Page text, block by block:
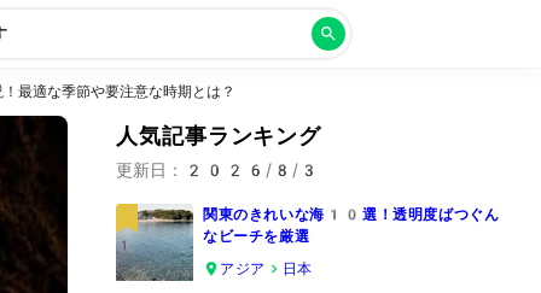
最適な季節や要注意な時期とは？
人気記事ランキング
更新日： 2026/8/3
1
関東のきれいな海10選！透明度ばつぐん
なビーチを厳選
アジア
日本